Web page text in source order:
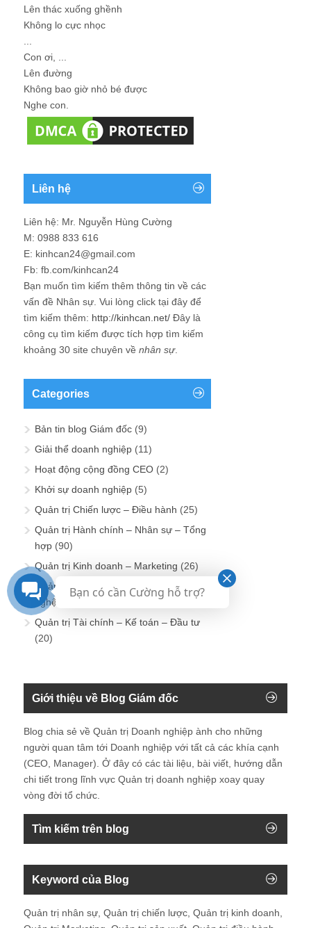
Lên thác xuống ghềnh
Không lo cực nhọc
Con ơi, ...
Lên đường
Không bao giờ nhỏ bé được
Nghe con.
Liên hệ
Liên hệ: Mr. Nguyễn Hùng Cường
M: 0988 833 616
E: kinhcan24@gmail.com
Fb: fb.com/kinhcan24
Bạn muốn tìm kiếm thêm thông tin về các
vấn đề Nhân sự . Vui lòng click tại đây để
tìm kiếm thêm: http://kinhcan.net/ Đây là
công cụ tìm kiếm được tích hợp tìm kiếm
khoảng 30 site chuyên về nhân sự.
Categories
Bản tin blog Giám đốc (9)
Giải thể doanh nghiệp (11)
Hoạt động cộng đồng CEO (2)
Khởi sự doanh nghiệp (5)
Quản trị Chiến lược – Điều hành (25)
Quản trị Hành chính – Nhân sự – Tổng
hợp (90)
Quản trị Kinh doanh – Marketing (26)
Quản trị Sản xuất – Dịch vụ – Công
nghệ – Kỹ thuật
Quản trị Tài chính – Kế toán – Đầu tư
(20)
Giới thiệu về Blog Giám đốc
Blog chia sẻ về Quản trị Doanh nghiệp ành cho những
người quan tâm tới Doanh nghiệp với tất cả các khía cạnh
(CEO, Manager). Ở đây có các tài liệu, bài viết, hướng dẫn
chi tiết trong lĩnh vực Quản trị doanh nghiệp xoay quay
vòng đời tổ chức.
Tìm kiếm trên blog
Keyword của Blog
Quản trị nhân sự, Quản trị chiến lược, Quản trị kinh doanh,
Bạn có cần Cường hỗ trợ?